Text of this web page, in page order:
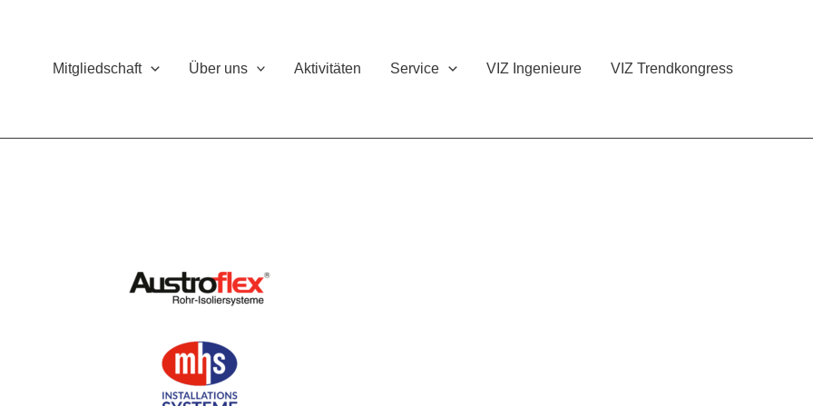
Mitgliedschaft Über uns Aktivitäten Service VIZ Ingenieure VIZ Trendkongress